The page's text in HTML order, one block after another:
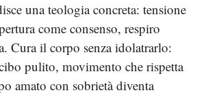
una teologia concreta: tensione
come consenso, respiro
Cura il corpo senza idolatrarlo:
pulito, movimento che rispetta
amato con sobrietà diventa